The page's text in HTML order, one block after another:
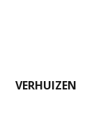
VERHUIZEN